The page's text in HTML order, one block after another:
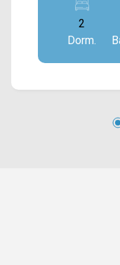
jantar
aconchegante
receber visitas. A cozinha possui armários
planejados e
com
momentos de
2
Dorm.